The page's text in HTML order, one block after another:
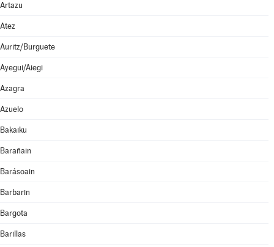
Artazu
Atez
Auritz/Burguete
Ayegui/Aiegi
Azagra
Azuelo
Bakaiku
Barañain
Barásoain
Barbarin
Bargota
Barillas